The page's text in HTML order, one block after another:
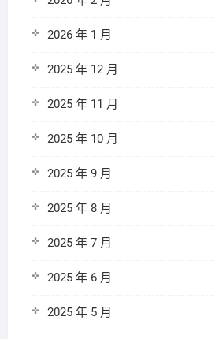
2026 年 1 月
2025 年 12 月
2025 年 11 月
2025 年 10 月
2025 年 9 月
2025 年 8 月
2025 年 7 月
2025 年 6 月
2025 年 5 月